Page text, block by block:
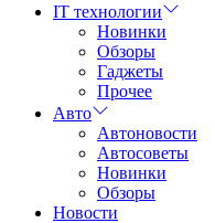
IT технологии
Новинки
Обзоры
Гаджеты
Прочее
Авто
Автоновости
Автосоветы
Новинки
Обзоры
Новости